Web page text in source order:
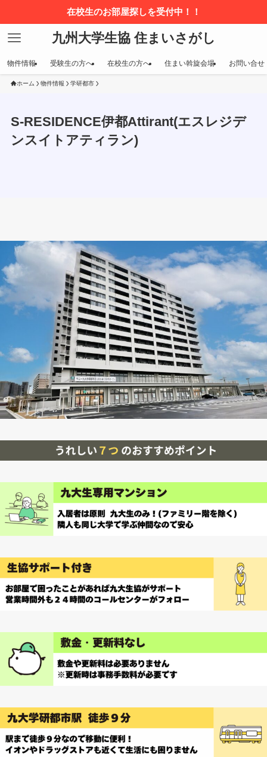
在校生のお部屋探しを受付中！！
九州大学生協 住まいさがし
物件情報 受験生の方へ 在校生の方へ 住まい斡旋会場 お問い合せ
ホーム 物件情報 学研都市
S-RESIDENCE伊都Attirant(エスレジデ
ンスイトアティラン)